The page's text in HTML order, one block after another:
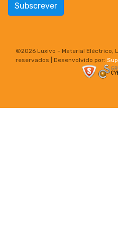
Subscrever
©2026 Luxivo - Material Eléctrico,
reservados | Desenvolvido por: